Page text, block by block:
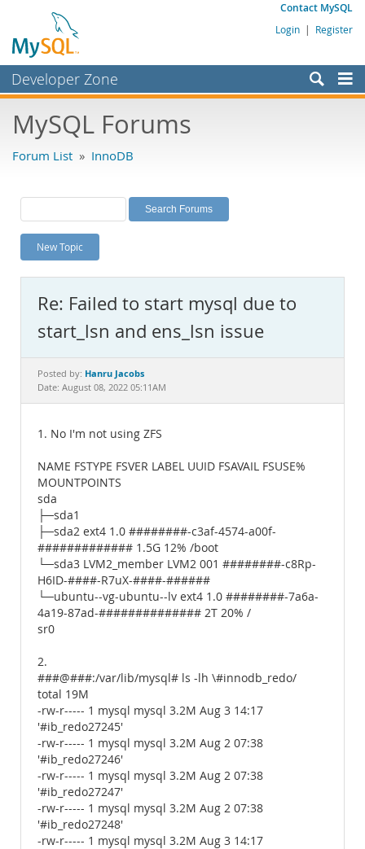
Contact MySQL
Login | Register
Developer Zone
Bugs
Labs
Planet MySQL
News and Events
MySQL.com
Downloads
Documentation
MySQL Forums
Forum List » InnoDB
New Topic
Re: Failed to start mysql due to
start_lsn and ens_lsn issue
Posted by: Hanru Jacobs
Date: August 08, 2022 05:11AM
1. No I'm not using ZFS
NAME FSTYPE FSVER LABEL UUID FSAVAIL FSUSE%
MOUNTPOINTS
sda
├─sda1
├─sda2 ext4 1.0 ########-c3af-4574-a00f-
############# 1.5G 12% /boot
└─sda3 LVM2_member LVM2 001 ########-c8Rp-
H6ID-####-R7uX-####-######
└─ubuntu--vg-ubuntu--lv ext4 1.0 ########-7a6a-
4a19-87ad-############## 2T 20% /
sr0
2.
###@###:/var/lib/mysql# ls -lh \#innodb_redo/
total 19M
-rw-r----- 1 mysql mysql 3.2M Aug 3 14:17
'#ib_redo27245'
-rw-r----- 1 mysql mysql 3.2M Aug 2 07:38
'#ib_redo27246'
-rw-r----- 1 mysql mysql 3.2M Aug 2 07:38
'#ib_redo27247'
-rw-r----- 1 mysql mysql 3.2M Aug 2 07:38
'#ib_redo27248'
-rw-r----- 1 mysql mysql 3.2M Aug 3 14:17